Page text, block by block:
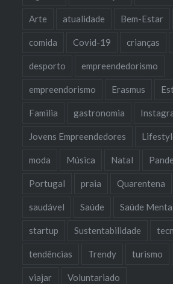
Arte atualidade Bem-Estar
comida Covid-19 crianças
desporto empreendedorismo
empreendorismo Erasmus
Familia gastronomia
Jovens Empreendedores
moda Música Natal
Portugal praia Quarentena
saudável Saúde Saúde
startup Sustentabilidade
tendências Trendy turismo
viajar Voluntariado